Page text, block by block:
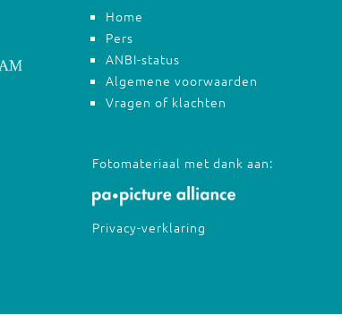
Home
Pers
ANBI-status
Algemene voorwaarden
Vragen of klachten
Fotomateriaal met dank aan:
Privacy-verklaring